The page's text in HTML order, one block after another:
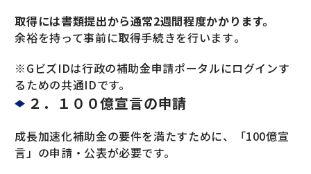
取得には書類提出から通常2週間程度かかります。
余裕を持って事前に取得手続きを行います​。
※GビズIDは行政の補助金申請ポータルにログインす
るための共通IDです。
２．１００億宣言の申請
成長加速化補助金の要件を満たすために、「100億宣
言」の申請・公表が必要です。